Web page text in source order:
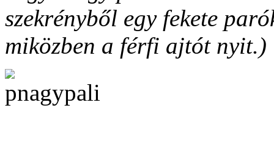
szekrényből egy fekete
miközben a férfi ajtót nyit.)